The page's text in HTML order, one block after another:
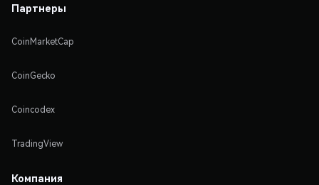
Партнеры
CoinMarketCap
CoinGecko
Coincodex
TradingView
Компания